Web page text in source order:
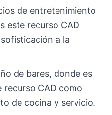
de entretenimiento
este recurso CAD
a la
de bares, donde es
recurso CAD como
de cocina y servicio.